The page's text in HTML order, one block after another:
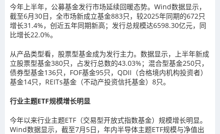
今年上半年，公募基金发行市场延续回暖态势。Wind数据显示，
截至6月30日，全市场新成立基金883只，较2025年同期的672只
增长31.4%，创近五年同期新高；发行总规模达6598.30亿元，同
比增长22.0%。
从产品类型看，股票型基金成为发行主力。数据显示，上半年新成
立股票型基金380只，占发行总数的43.03%；混合型基金250只，
债券型基金136只，FOF基金95只，QDII（合格境内机构投资者）
基金14只，REITs基金（不动产投资信托基金）8只。
行业主题ETF规模增长明显
今年以来行业主题ETF（交易型开放式指数基金）规模增长明显。
Wind数据显示，截至7月5日，年内半导体主题ETF规模与净值出